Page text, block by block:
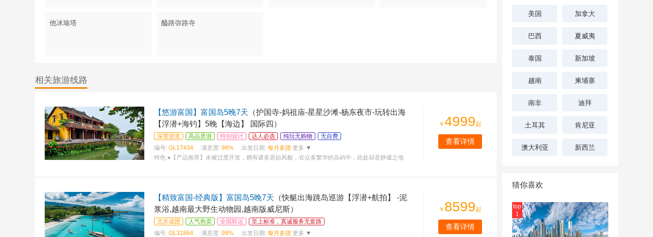
他冰瑜塔 醯路弥路寺
相关旅游线路
【悠游富国】富国岛5晚7天 （护国寺-妈祖庙-星星沙滩-杨东夜市-玩转出海
【浮潜+海钓】5晚【海边】 国际四）
深度游览 高品质游 特别设计 达人必选 纯玩无购物
无自费
编号: GL17434 满意度: 98% 出发日期: 每月多团 更多
特色:●【产品推荐】未被过度开发，拥有诸多原始风貌，在众多繁华的岛屿中，此处却是静谧之地
￥ 4999起
查看详情
【精致富国-经典版】富国岛5晚7天 （快艇出海跳岛巡游【浮潜+航拍】 -泥
浆浴,越南最大野生动物园,越南版威尼斯）
北京成团 人气热卖 全国联运
至上标准，真诚服务无套路
编号: GL31864 满意度: 99% 出发日期: 每月多团 更多
￥ 8599起
查看详情
美国 加拿大
巴西 夏威夷
泰国 新加坡
越南 柬埔寨
南非 迪拜
土耳其 肯尼亚
澳大利亚 新西兰
猜你喜欢
top
1